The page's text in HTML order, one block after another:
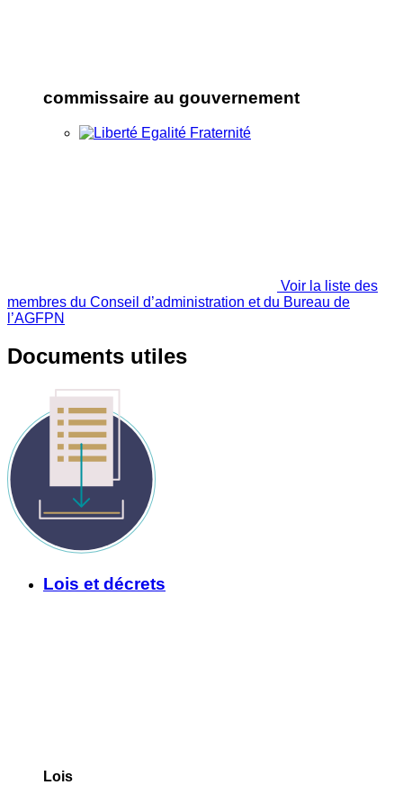
commissaire au gouvernement
Voir la liste des
membres du Conseil d’administration et du Bureau de
l’AGFPN
Documents utiles
Lois et décrets
Lois